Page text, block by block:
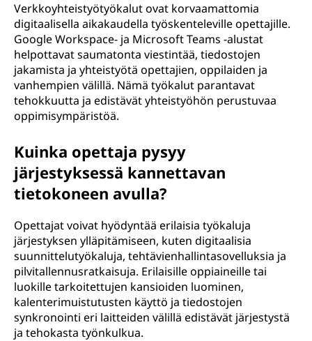
Verkkoyhteistyötyökalut ovat korvaamattomia
digitaalisella aikakaudella työskenteleville opettajille.
Google Workspace- ja Microsoft Teams -alustat
helpottavat saumatonta viestintää, tiedostojen
jakamista ja yhteistyötä opettajien, oppilaiden ja
vanhempien välillä. Nämä työkalut parantavat
tehokkuutta ja edistävät yhteistyöhön perustuvaa
oppimisympäristöä.
Kuinka opettaja pysyy
järjestyksessä kannettavan
tietokoneen avulla?
Opettajat voivat hyödyntää erilaisia työkaluja
järjestyksen ylläpitämiseen, kuten digitaalisia
suunnittelutyökaluja, tehtävienhallintasovelluksia ja
pilvitallennusratkaisuja. Erilaisille oppiaineille tai
luokille tarkoitettujen kansioiden luominen,
kalenterimuistutusten käyttö ja tiedostojen
synkronointi eri laitteiden välillä edistävät järjestystä
ja tehokasta työnkulkua.